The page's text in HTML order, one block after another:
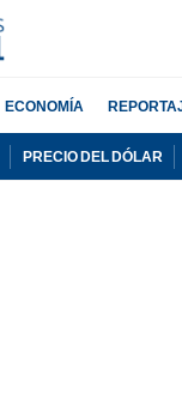
ECONOMÍA
PRECIO DEL DÓLAR